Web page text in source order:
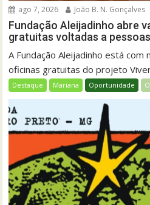
ago 7, 2026 João B. N. Gonçalves
Fundação Aleijadinho abre
gratuitas voltadas a
A Fundação Aleijadinho está
oficinas gratuitas do projeto
Destaque Mariana Oportunidade